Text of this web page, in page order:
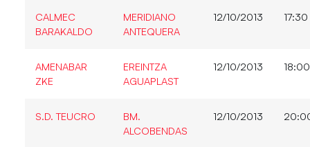
CALMEC
BARAKALDO
MERIDIANO
ANTEQUERA
12/10/2013 17:30
AMENABAR
ZKE
EREINTZA
AGUAPLAST
12/10/2013 18:00
S.D. TEUCRO
BM.
ALCOBENDAS
12/10/2013